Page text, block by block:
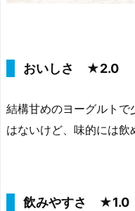
おいしさ ★2.0
結構甘めのヨーグルトで
はないけど、味的には飲
飲みやすさ ★1.0